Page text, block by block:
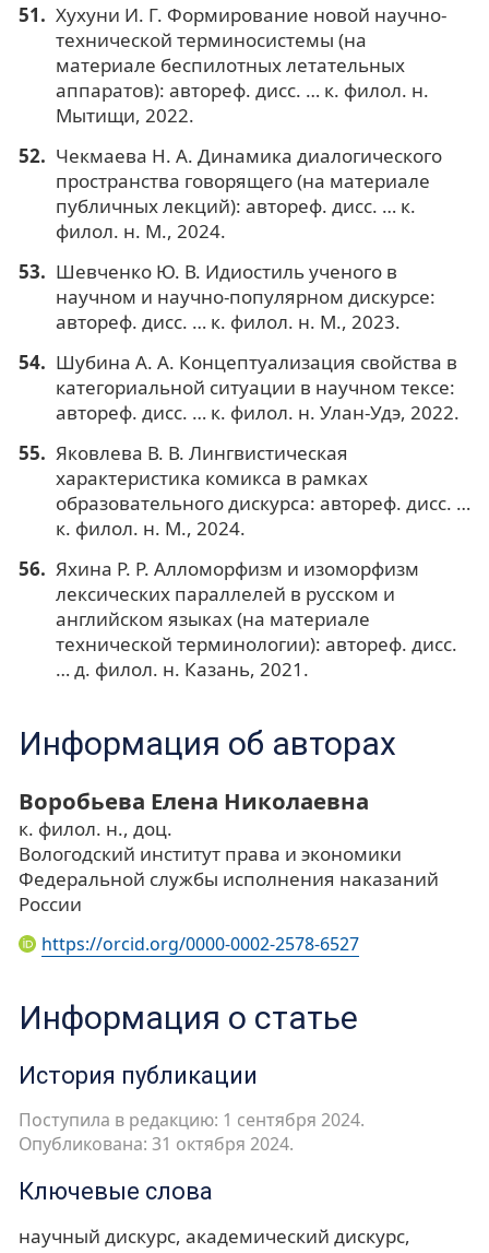
Хухуни И. Г. Формирование новой научно-
технической терминосистемы (на
материале беспилотных летательных
аппаратов): автореф. дисс. … к. филол. н.
Мытищи, 2022.
Чекмаева Н. А. Динамика диалогического
пространства говорящего (на материале
публичных лекций): автореф. дисс. … к.
филол. н. М., 2024.
Шевченко Ю. В. Идиостиль ученого в
научном и научно-популярном дискурсе:
автореф. дисс. … к. филол. н. М., 2023.
Шубина А. А. Концептуализация свойства в
категориальной ситуации в научном тексе:
автореф. дисс. … к. филол. н. Улан-Удэ, 2022.
Яковлева В. В. Лингвистическая
характеристика комикса в рамках
образовательного дискурса: автореф. дисс. …
к. филол. н. М., 2024.
Яхина Р. Р. Алломорфизм и изоморфизм
лексических параллелей в русском и
английском языках (на материале
технической терминологии): автореф. дисс.
… д. филол. н. Казань, 2021.
Информация об авторах
Воробьева Елена Николаевна
к. филол. н., доц.
Вологодский институт права и экономики
Федеральной службы исполнения наказаний
России
https://orcid.org/0000-0002-2578-6527
Информация о статье
История публикации
Поступила в редакцию: 1 сентября 2024.
Опубликована: 31 октября 2024.
Ключевые слова
научный дискурс академический дискурс